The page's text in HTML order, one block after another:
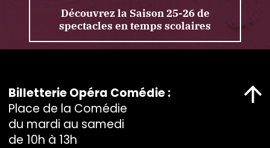
Découvrez la Saison 25-26 de
spectacles en temps scolaires
Billetterie Opéra Comédie :
Place de la Comédie
du mardi au samedi
de 10h à 13h